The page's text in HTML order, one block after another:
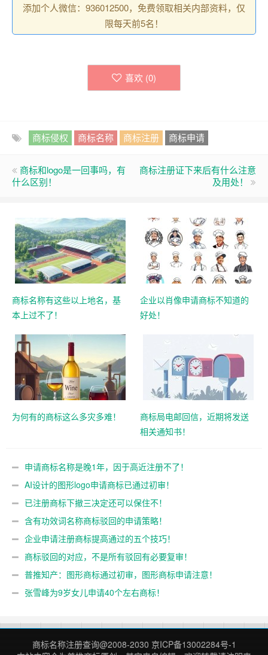
添加个人微信：936012500，免费领取相关内部资料，仅
限每天前5名！
喜欢 (0)
商标侵权 商标名称 商标注册 商标申请
商标和logo是一回事吗，有
什么区别！
商标注册证下来后有什么注意
及用处！
商标名称有这些以上地名，基
本上过不了！
企业以肖像申请商标不知道的
好处！
为何有的商标这么多灾多难！
商标局电邮回信，近期将发送
相关通知书！
申请商标名称是晚1年，因于高近注册不了！
AI设计的图形logo申请商标已通过初审！
已注册商标下撤三决定还可以保住不！
含有功效词名称商标驳回的申请策略！
企业申请注册商标提高通过的五个技巧！
商标驳回的对应，不是所有驳回有必要复审！
普推知产：图形商标通过初审，图形商标申请注意！
张雪峰为9岁女儿申请40个左右商标！
商标名称注册查询@2008-2030 京ICP备13002284号-1